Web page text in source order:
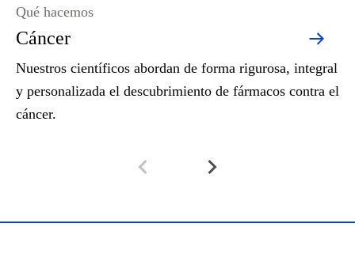
Cáncer
Qué hacemos
Nuestros científicos abordan de forma rigurosa, integral
y personalizada el descubrimiento de fármacos contra el
cáncer.